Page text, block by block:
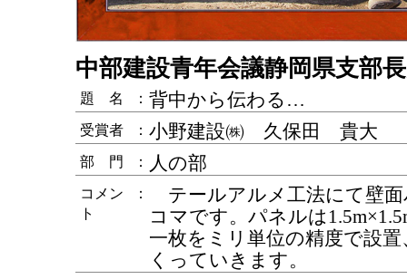
中部建設青年会議静岡県支部
題 名 ： 背中から伝わる…
受賞者 ： 小野建設㈱ 久保田 貴大
部 門 ： 人の部
コメン
ト
：
テールアルメ工法にて壁
コマです。パネルは
一枚をミリ単位の精度で設
くっていきます。